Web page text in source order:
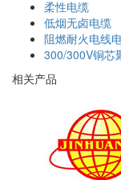
柔性电缆
低烟无卤电缆
阻燃耐火电线
300/300V铜芯
相关产品